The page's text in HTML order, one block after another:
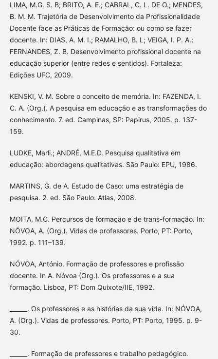
LIMA, M.G. S. B; BRITO, A. E.; CABRAL, C. L. DE O.; MENDES,
B. M. M. Trajetória de Desenvolvimento da Profissionalidade
Docente face as Práticas de Formação: ou como se fazer
docente. In: DIAS, A. M. I.; RAMALHO, B. L; VEIGA, I. P. A.;
FERNANDES, Z. B. Desenvolvimento profissional docente na
educação superior (entre redes e sentidos). Fortaleza:
Edições UFC, 2009.
KENSKI, V. M. Sobre o conceito de memória. In: FAZENDA, I.
C. A. (Org.). A pesquisa em educação e as transformações do
conhecimento. 7. ed. Campinas, SP: Papirus, 2005. p. 137-
159.
LUDKE, Marli.; ANDRÉ, M.E.D. Pesquisa qualitativa em
educação: abordagens qualitativas. São Paulo: EPU, 1986.
MARTINS, G. de A. Estudo de Caso: uma estratégia de
pesquisa. 2. ed. São Paulo: Atlas, 2008.
MOITA, M.C. Percursos de formação e de trans-formação. In:
NÓVOA, A. (Org.). Vidas de professores. Porto, PT: Porto,
1992. p. 111–139.
NÓVOA, António. Formação de professores e profissão
docente. In A. Nóvoa (Org.). Os professores e a sua
formação. Lisboa, PT: Dom Quixote/IIE, 1992.
______. Os professores e as histórias da sua vida. In: NÓVOA,
A. (Org.). Vidas de professores. Porto, PT: Porto, 1995. p. 9-
30.
______. Formação de professores e trabalho pedagógico.